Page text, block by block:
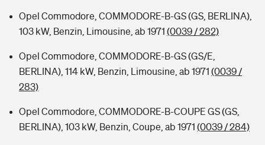
Opel Commodore, COMMODORE-B-GS (GS, BERLINA),
103 kW, Benzin, Limousine, ab 1971 (0039 / 282)
Opel Commodore, COMMODORE-B-GS (GS/E,
BERLINA), 114 kW, Benzin, Limousine, ab 1971 (0039 /
283)
Opel Commodore, COMMODORE-B-COUPE GS (GS,
BERLINA), 103 kW, Benzin, Coupe, ab 1971 (0039 / 284)